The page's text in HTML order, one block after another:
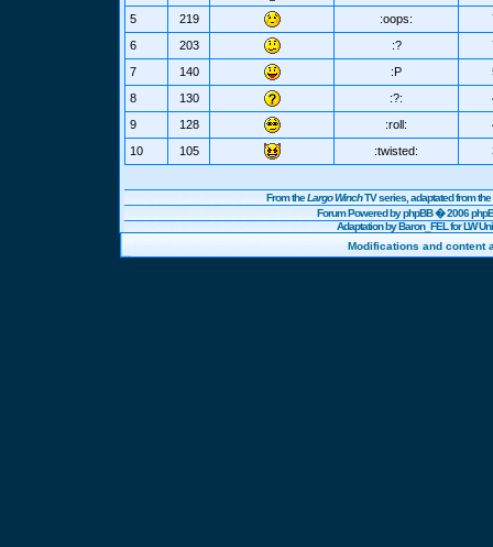
5
219 :oops:
6
203 :?
7
140 :P
8
130 :?:
9
128 :roll:
10
105 :twisted:
From theLargo WinchTV series, adaptated from
Forum Powered byphpBB� 2006
Adaptation by Baron_FEL for LW
Modifications and content